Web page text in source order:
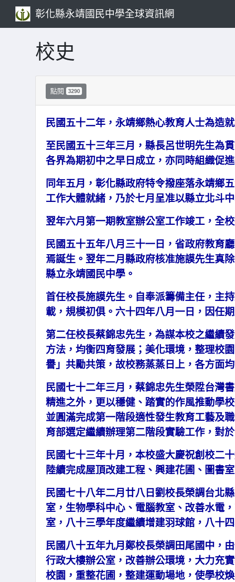
彰化縣永靖國民中學全球資訊網
校史
點閱 3290
民國五十二年，永靖鄉熱心教育人士為造
至民國五十三年三月，縣長呂世明先生為
各界為期初中之早日成立，亦同時組織促
同年五月，彰化縣政府特令撥座落永靖鄉
工作大體就緒，乃於七月呈准以縣立北斗
翌年六月第一期教室辦公室工作竣工，全
民國五十五年八月三十一日，省政府教育
焉誕生。翌年二月縣政府核准施謨先生真
縣立永靖國民中學。
首任校長施謨先生。自奉派籌備主任，主
載，規模初俱。六十四年八月一日，因任
第二任校長蔡錦忠先生，為謀本校之繼續
方法，均衡四育發展；美化環境，整理校
譽」共勵共策，故校務蒸蒸日上，各方面
民國七十二年三月，蔡錦忠先生榮陞台灣
精進之外，更以穩健、踏實的作風推動學
並圓滿完成第一階段適性發生教育工藝及
育部選定繼續辦理第二階段實驗工作，對
民國七十三年十月，本校盛大慶祝創校二
陸續完成屋頂改建工程、興建花圃、圖書
民國七十八年二月廿八日劉校長榮調台北
室，生物學科中心、電腦教室、改善水電
室，八十三學年度繼續增建羽球館，八十
民國八十五年九月鄭校長榮調田尾國中，
行政大樓辦公室，改善辦公環境，大力充
校園，重整花圃，整建運動場地，使學校